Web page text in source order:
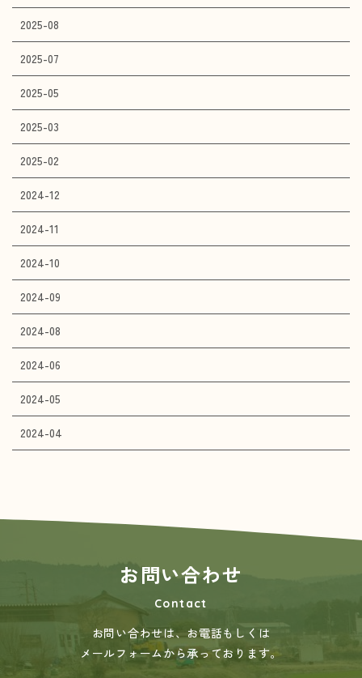
2025-08
2025-07
2025-05
2025-03
2025-02
2024-12
2024-11
2024-10
2024-09
2024-08
2024-06
2024-05
2024-04
お問い合わせ
Contact
お問い合わせは、お電話もしくは
メールフォームから承っております。